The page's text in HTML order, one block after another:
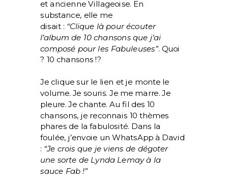
et ancienne Villageoise. En
substance, elle me
disait : “Clique là pour écouter
l’album de 10 chansons que j’ai
composé pour les Fabuleuses”. Quoi
? 10 chansons !?
Je clique sur le lien et je monte le
volume. Je souris. Je me marre. Je
pleure. Je chante. Au fil des 10
chansons, je reconnais 10 thèmes
phares de la fabulosité. Dans la
foulée, j’envoie un WhatsApp à David
: “Je crois que je viens de dégoter
une sorte de Lynda Lemay à la
sauce Fab !”